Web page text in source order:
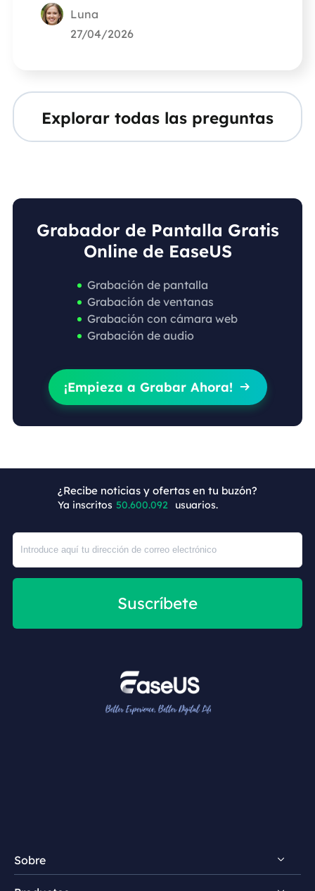
Luna
27/04/2026
Explorar todas las preguntas
Grabador de Pantalla Gratis
Online de EaseUS
Grabación de pantalla
Grabación de ventanas
Grabación con cámara web
Grabación de audio
¡Empieza a Grabar Ahora! 
¿Recibe noticias y ofertas en tu buzón?
Ya inscritos 50.600.092 usuarios.
Suscríbete
Sobre
+5